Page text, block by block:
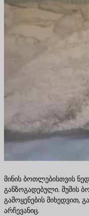
მინის ბოთლებისთვის
განზოგადებული. შუშის
გამოყენების მიხედვით,
არჩევანიც.